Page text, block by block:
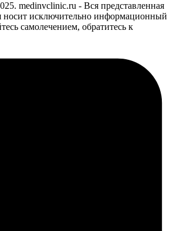
medinvclinic.ru - Вся представленная
носит исключительно информационный
самолечением, обратитесь к